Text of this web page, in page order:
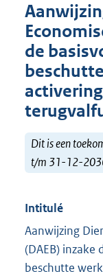
de
Dit is een
t/m 31-12-
Intitulé
Aanwijzing
(DAEB) inzake
beschutte